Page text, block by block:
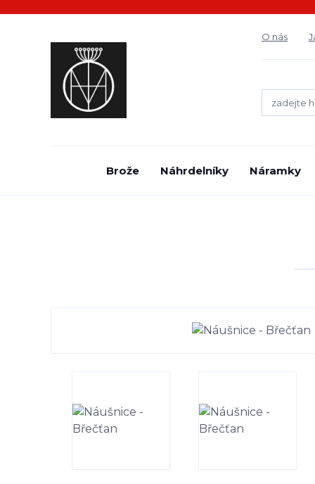
O nás
Brože Náhrdelníky Náramky